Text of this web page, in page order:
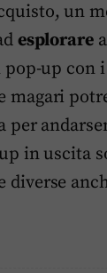
un
esplorare
pop-up con i
magari
per
in uscita
diverse